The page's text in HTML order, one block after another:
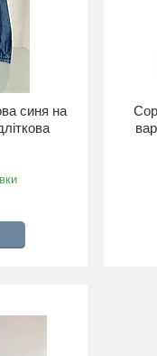
синя на